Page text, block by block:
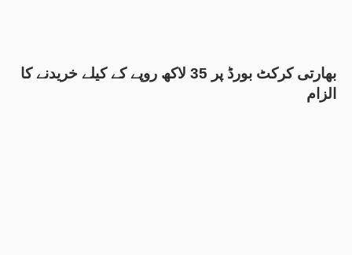
بھارتی کرکٹ بورڈ پر 35 لاکھ روپے کے کیلے خریدنے کا
الزام